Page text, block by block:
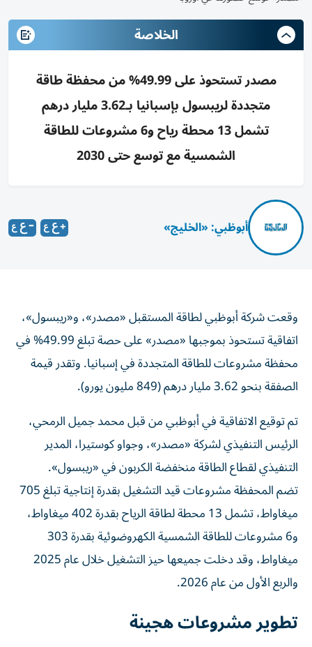
الخلاصة
مصدر تستحوذ على 49.99% من محفظة طاقة
متجددة لريبسول بإسبانيا بـ3.62 مليار درهم
تشمل 13 محطة رياح و6 مشروعات للطاقة
الشمسية مع توسع حتى 2030
أبوظبي: «الخليج»
وقعت شركة أبوظبي لطاقة المستقبل «مصدر»، و«ريبسول»،
اتفاقية تستحوذ بموجبها «مصدر» على حصة تبلغ 49.99% في
محفظة مشروعات للطاقة المتجددة في إسبانيا. وتقدر قيمة
الصفقة بنحو 3.62 مليار درهم (849 مليون يورو).
تم توقيع الاتفاقية في أبوظبي من قبل محمد جميل الرمحي،
الرئيس التنفيذي لشركة «مصدر»، وجواو كوستيرا، المدير
التنفيذي لقطاع الطاقة منخفضة الكربون في «ريبسول».
تضم المحفظة مشروعات قيد التشغيل بقدرة إنتاجية تبلغ 705
ميغاواط، تشمل 13 محطة لطاقة الرياح بقدرة 402 ميغاواط،
و6 مشروعات للطاقة الشمسية الكهروضوئية بقدرة 303
ميغاواط، وقد دخلت جميعها حيز التشغيل خلال عام 2025
والربع الأول من عام 2026.
تطوير مشروعات هجينة